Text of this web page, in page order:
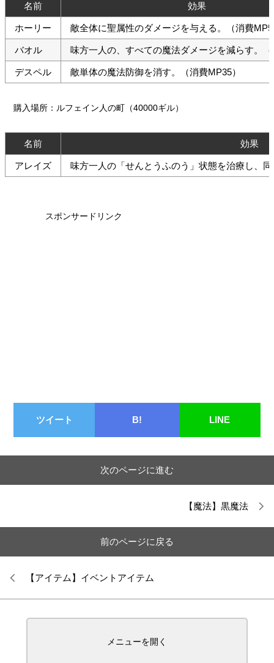
名前 効果
ホーリー 敵全体に聖属性のダメージを与える。（消費
バオル 味方一人の、すべての魔法ダメージを減らす。
デスペル 敵単体の魔法防御を消す。（消費MP35）
購入場所：ルフェイン人の町（40000ギル）
名前 効果
アレイズ 味方一人の「せんとうふのう」状態を治療し、
スポンサードリンク
ツイート B! LINE
次のページに進む
【魔法】黒魔法
前のページに戻る
【アイテム】イベントアイテム
メニューを開く